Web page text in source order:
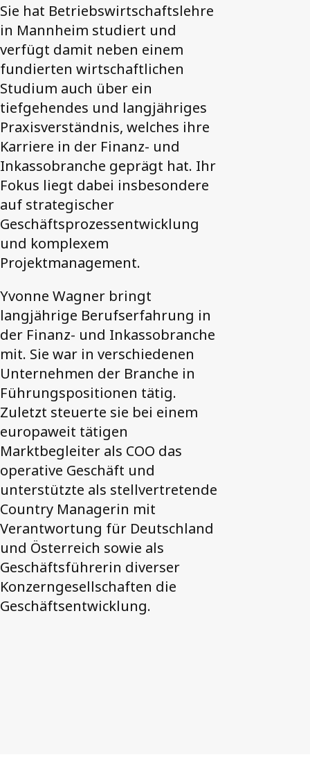
Sie hat Betriebswirtschaftslehre
in Mannheim studiert und
verfügt damit neben einem
fundierten wirtschaftlichen
Studium auch über ein
tiefgehendes und langjähriges
Praxisverständnis, welches ihre
Karriere in der Finanz- und
Inkassobranche geprägt hat. Ihr
Fokus liegt dabei insbesondere
auf strategischer
Geschäftsprozessentwicklung
und komplexem
Projektmanagement.
Yvonne Wagner bringt
langjährige Berufserfahrung in
der Finanz- und Inkassobranche
mit. Sie war in verschiedenen
Unternehmen der Branche in
Führungspositionen tätig.
Zuletzt steuerte sie bei einem
europaweit tätigen
Marktbegleiter als COO das
operative Geschäft und
unterstützte als stellvertretende
Country Managerin mit
Verantwortung für Deutschland
und Österreich sowie als
Geschäftsführerin diverser
Konzerngesellschaften die
Geschäftsentwicklung.